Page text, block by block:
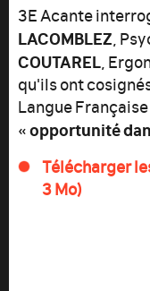
3EAcante
LACOMBLEZ ,
COUTAREL ,
qu'ils ont
Langue
«opportunité
Télécharger
3 Mo)